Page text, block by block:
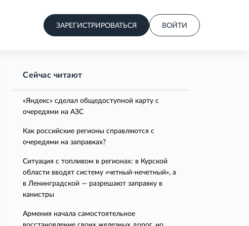
ЗАРЕГИСТРИРОВАТЬСЯ ВОЙТИ
Сейчас читают
«Яндекс» сделал общедоступной карту с
очередями на АЗС
Как российские регионы справляются с
очередями на заправках?
Ситуация с топливом в регионах: в Курской
области вводят систему «четный-нечетный», а
в Ленинградской — разрешают заправку в
канистры
Армения начала самостоятельное